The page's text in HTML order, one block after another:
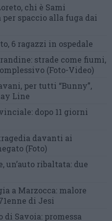
chi è Sami
spaccio alla fuga dai
6 ragazzi in ospedale
strade come fiumi,
(Foto-Video)
per tutti “Bunny”,
Line
dopo 11 giorni
davanti ai
(Foto)
un’auto ribaltata: due
a Marzocca: malore
di Jesi
di Savoia: promessa